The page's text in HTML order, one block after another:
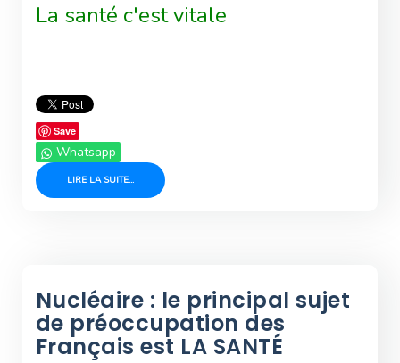
La santé c'est vitale
Save
Whatsapp
LIRE LA SUITE...
Nucléaire : le principal sujet
de préoccupation des
Français est LA SANTÉ